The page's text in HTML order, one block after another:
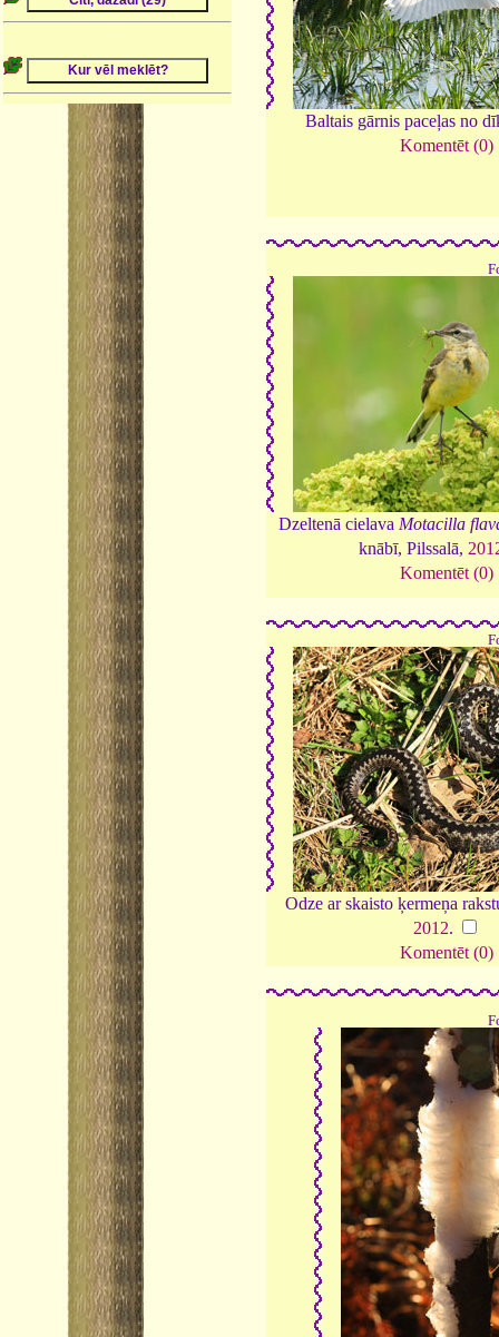
Baltais gārnis paceļas no
Komentēt (0)
Dzeltenā cielava Motacilla
knābī, Pilssalā,
Komentēt (0)
Odze ar skaisto ķermeņa
2012.
Komentēt (0)